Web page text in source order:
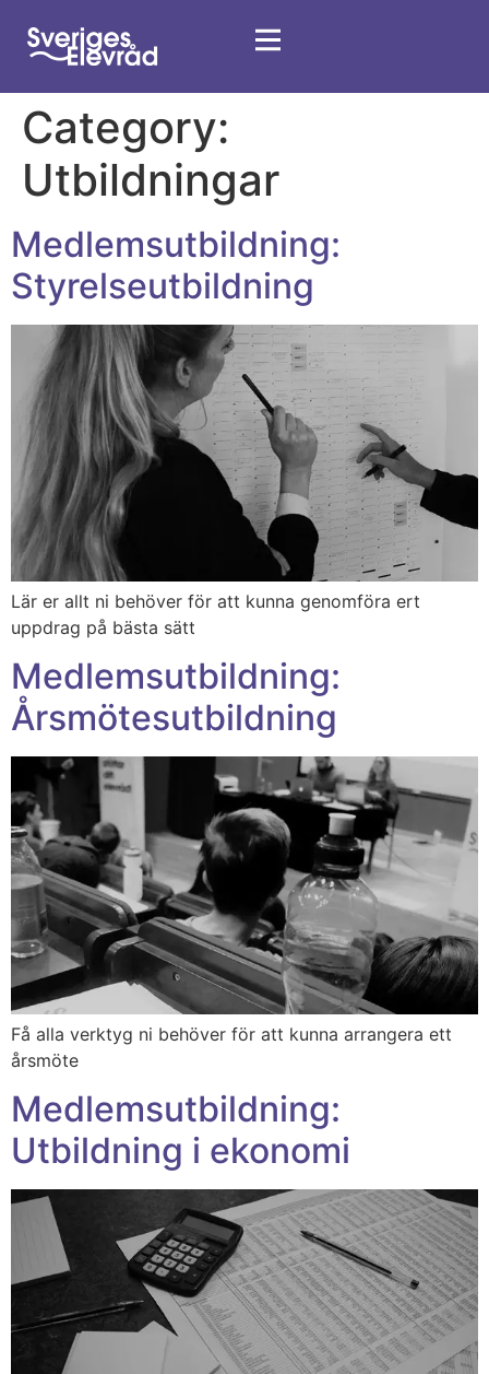
Category:
Utbildningar
Medlemsutbildning:
Styrelseutbildning
Lär er allt ni behöver för att kunna genomföra ert
uppdrag på bästa sätt
Medlemsutbildning:
Årsmötesutbildning
Få alla verktyg ni behöver för att kunna arrangera ett
årsmöte
Medlemsutbildning:
Utbildning i ekonomi